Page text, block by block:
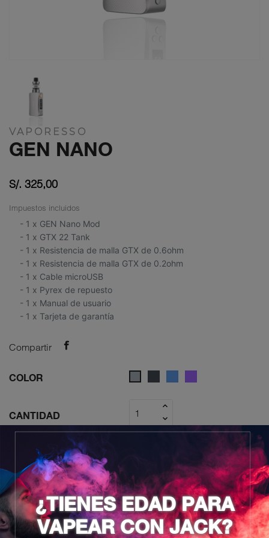
¿TIENES EDAD PARA
VAPEAR CON JACK?
VAPORESSO
GEN NANO
S/. 325,00
Impuestos incluidos
- 1 x GEN Nano Mod
- 1 x GTX 22 Tank
- 1 x Resistencia de malla GTX de 0.6ohm
- 1 x Resistencia de malla GTX de 0.2ohm
- 1 x Cable microUSB
- 1 x Pyrex de repuesto
- 1 x Manual de usuario
- 1 x Tarjeta de garantía
Compartir
COLOR
CANTIDAD
 AÑADIR AL CARRITO
DESCRIPCIÓN